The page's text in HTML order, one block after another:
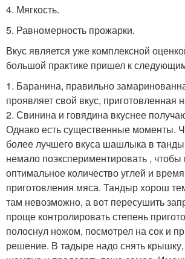
4. Мягкость.
5. Равномерность прожарки.
Вкус является уже комплексной
большой практике пришел к
1. Баранина, правильно
проявляет свой вкус, приготовленная
2. Свинина и говядина вкуснее
Однако есть существенные моменты.
более лучшего вкуса шашлыка в
немало поэкспериментировать , чтобы
оптимальное количество углей и
приготовления мяса. Тандыр хорош
там невозможно, а вот пересушить
проще контролировать степень
полоснул ножом, посмотрел на сок и
решение. В тадыре надо снять